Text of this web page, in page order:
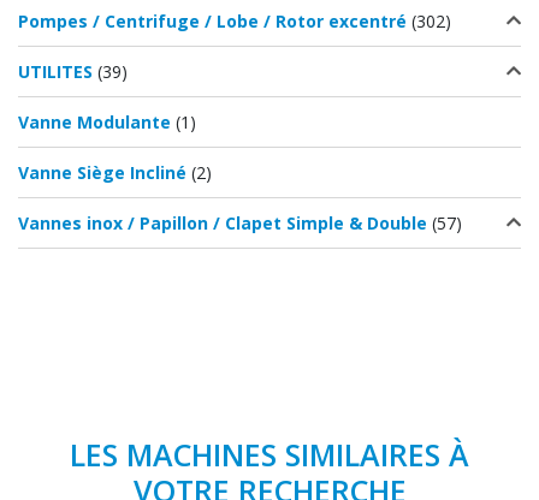
Pompes / Centrifuge / Lobe / Rotor excentré (302)
UTILITES (39)
Vanne Modulante (1)
Vanne Siège Incliné (2)
Vannes inox / Papillon / Clapet Simple & Double (57)
LES MACHINES SIMILAIRES À
VOTRE RECHERCHE